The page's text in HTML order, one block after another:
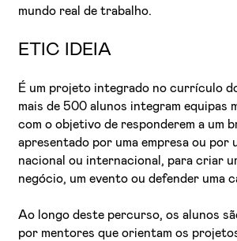
Aceito receber emails sobre novidades da ETIC
mundo real de trabalho.
ETIC IDEIA
É um projeto integrado no currículo
mais de 500 alunos integram equipas
com o objetivo de responderem a um
apresentado por uma empresa ou por
nacional ou internacional, para criar
negócio, um evento ou defender uma
Ao longo deste percurso, os alunos
por mentores que orientam os